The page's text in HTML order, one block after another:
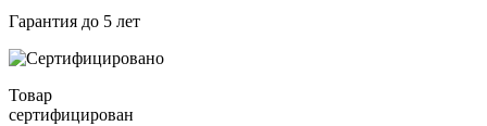
Гарантия до 5 лет
Товар
сертифицирован